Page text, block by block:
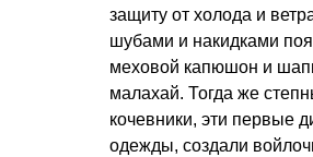
защиту от холода и
шубами и накидками
меховой капюшон и
малахай. Тогда же
кочевники, эти первые
одежды, создали